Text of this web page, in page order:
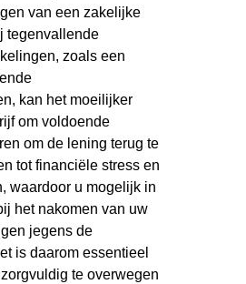
van een zakelijke
tegenvallende
zoals een
kan het moeilijker
om voldoende
om de lening terug te
tot financiële stress en
waardoor u mogelijk in
het nakomen van uw
jegens de
is daarom essentieel
te overwegen